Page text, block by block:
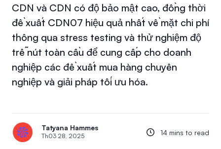
CDN và CDN có độ bảo mật cao, đồng thời
đề xuất CDN07 hiệu quả nhất về mặt chi phí
thông qua stress testing và thử nghiệm độ
trễ nút toàn cầu để cung cấp cho doanh
nghiệp các đề xuất mua hàng chuyên
nghiệp và giải pháp tối ưu hóa.
Tatyana Hammes
Th03 28, 2025 14 mins to read